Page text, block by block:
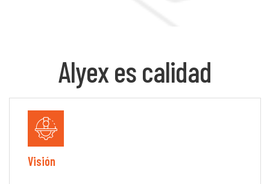
Alyex es calidad
Visión